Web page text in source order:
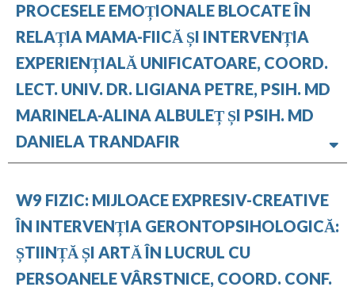
PROCESELE EMOȚIONALE BLOCATE ÎN
RELAȚIA MAMA-FIICĂ ȘI INTERVENȚIA
EXPERIENȚIALĂ UNIFICATOARE, COORD.
LECT. UNIV. DR. LIGIANA PETRE, PSIH. MD
MARINELA-ALINA ALBULEȚ ȘI PSIH. MD
DANIELA TRANDAFIR
W9 FIZIC: MIJLOACE EXPRESIV-CREATIVE
ÎN INTERVENȚIA GERONTOPSIHOLOGICĂ:
ȘTIINȚĂ ȘI ARTĂ ÎN LUCRUL CU
PERSOANELE VÂRSTNICE, COORD. CONF.